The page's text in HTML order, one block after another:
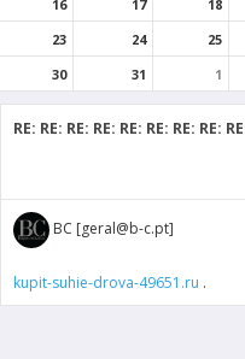
16
17 18
23
24 25
30
31 1
RE: RE: RE: RE: RE: RE: RE: RE:
BC [geral@b-c.pt]
kupit-suhie-drova-49651.ru .